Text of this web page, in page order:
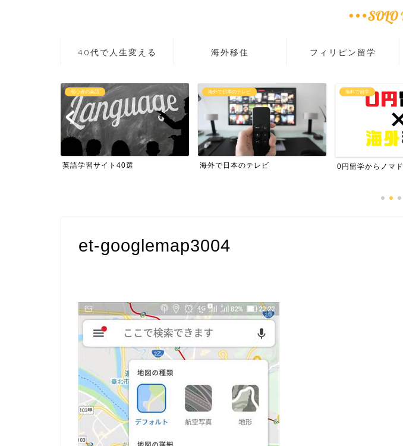
40代で人生変える 海外移住 フィリピン留学
初心者の英語
英語学習サイト40選
海外で日本のテレビ
海外で日本のテレビ
無料で留学
0円留学からノマド
et-googlemap3004